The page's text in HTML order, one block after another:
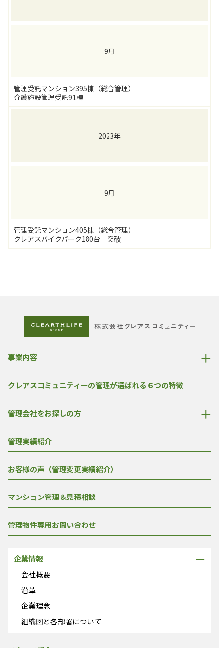
9月
管理受託マンション395棟（総合管理）
介護施設管理受託91棟
2023年
9月
管理受託マンション405棟（総合管理）
クレアスバイクパーク180台 突破
事業内容
クレアスコミュニティーの管理が選ばれる６つの特徴
管理会社をお探しの方
管理実績紹介
お客様の声（管理変更実績紹介）
マンション管理＆見積相談
管理物件専用お問い合わせ
企業情報
会社概要
沿革
企業理念
組織図と各部署について